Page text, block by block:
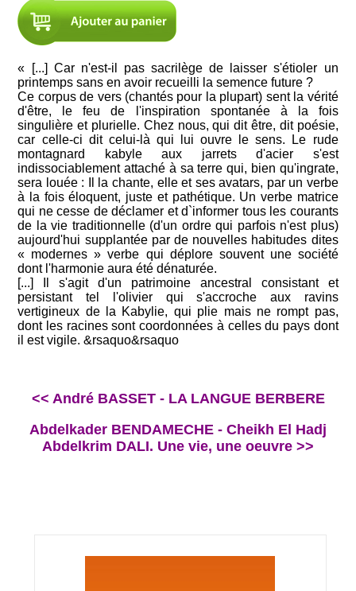
« [...] Car n'est-il pas sacrilège de laisser s'étioler un
printemps sans en avoir recueilli la semence future ?
Ce corpus de vers (chantés pour la plupart) sent la vérité
d'être, le feu de l'inspiration spontanée à la fois
singulière et plurielle. Chez nous, qui dit être, dit poésie,
car celle-ci dit celui-là qui lui ouvre le sens. Le rude
montagnard kabyle aux jarrets d'acier s'est
indissociablement attaché à sa terre qui, bien qu'ingrate,
sera louée : Il la chante, elle et ses avatars, par un verbe
à la fois éloquent, juste et pathétique. Un verbe matrice
qui ne cesse de déclamer et d`informer tous les courants
de la vie traditionnelle (d'un ordre qui parfois n'est plus)
aujourd'hui supplantée par de nouvelles habitudes dites
« modernes » verbe qui déplore souvent une société
dont l'harmonie aura été dénaturée.
[...] Il s'agit d'un patrimoine ancestral consistant et
persistant tel l'olivier qui s'accroche aux ravins
vertigineux de la Kabylie, qui plie mais ne rompt pas,
dont les racines sont coordonnées à celles du pays dont
il est vigile. &rsaquo&rsaquo
<< André BASSET - LA LANGUE BERBERE
Abdelkader BENDAMECHE - Cheikh El Hadj
Abdelkrim DALI. Une vie, une oeuvre >>